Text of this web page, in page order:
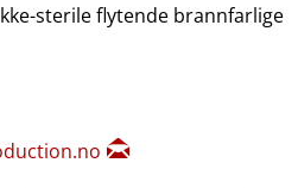
sterile flytende brannfarlige